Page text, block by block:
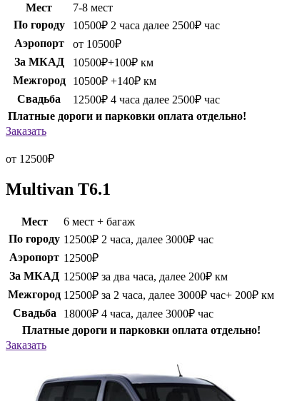
Мест
7-8 мест
По городу
10500₽ 2 часа далее 2500₽ час
Аэропорт
от 10500₽
За МКАД
10500₽+100₽ км
Межгород
10500₽ +140₽ км
Свадьба
12500₽ 4 часа далее 2500₽ час
Платные дороги и парковки оплата отдельно!
Заказать
от 12500₽
Multivan T6.1
Мест
6 мест + багаж
По городу 12500₽ 2 часа, далее 3000₽ час
Аэропорт 12500₽
За МКАД 12500₽ за два часа, далее 200₽ км
Межгород 12500₽ за 2 часа, далее 3000₽ час+ 200₽ км
Свадьба
18000₽ 4 часа, далее 3000₽ час
Платные дороги и парковки оплата отдельно!
Заказать